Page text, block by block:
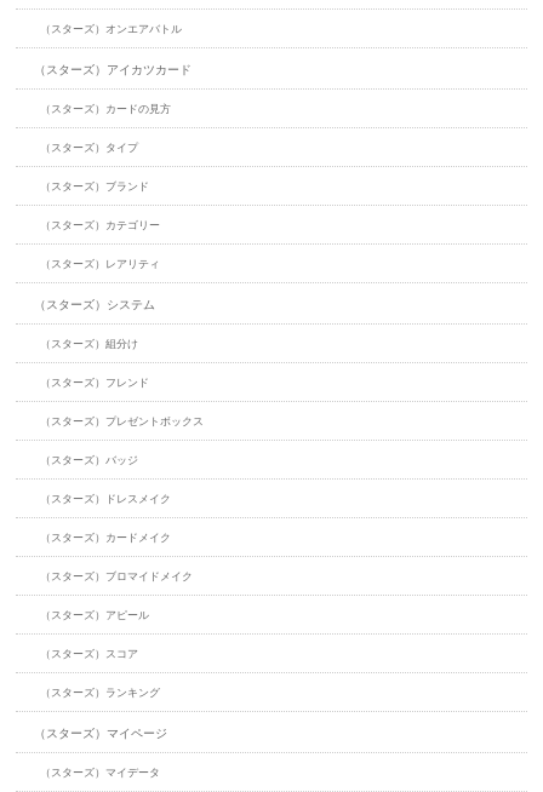
（スターズ）オンエアバトル
（スターズ）アイカツカード
（スターズ）カードの見方
（スターズ）タイプ
（スターズ）ブランド
（スターズ）カテゴリー
（スターズ）レアリティ
（スターズ）システム
（スターズ）組分け
（スターズ）フレンド
（スターズ）プレゼントボックス
（スターズ）バッジ
（スターズ）ドレスメイク
（スターズ）カードメイク
（スターズ）ブロマイドメイク
（スターズ）アピール
（スターズ）スコア
（スターズ）ランキング
（スターズ）マイページ
（スターズ）マイデータ